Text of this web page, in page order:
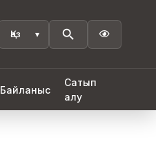

Байланыс
Сатып
алу